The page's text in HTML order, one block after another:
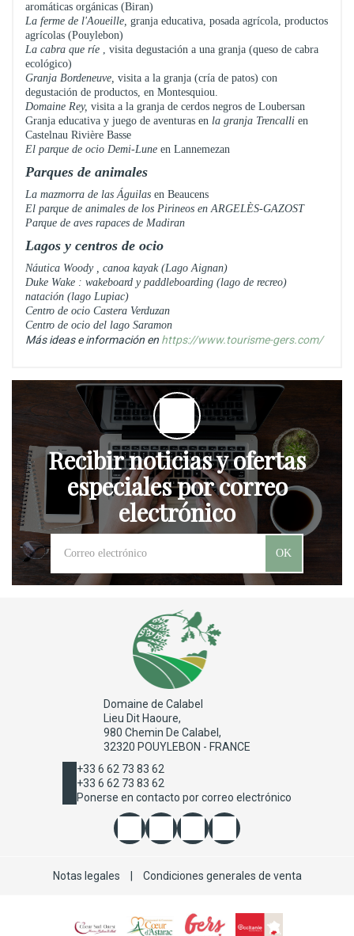
aromáticas orgánicas (Biran)
La ferme de l'Aoueille, granja educativa, posada agrícola, productos
agrícolas (Pouylebon)
La cabra que ríe , visita degustación a una granja (queso de cabra
ecológico)
Granja Bordeneuve, visita a la granja (cría de patos) con
degustación de productos, en Montesquiou.
Domaine Rey, visita a la granja de cerdos negros de Loubersan
Granja educativa y juego de aventuras en la granja Trencalli en
Castelnau Rivière Basse
El parque de ocio Demi-Lune en Lannemezan
Parques de animales
La mazmorra de las Águilas en Beaucens
El parque de animales de los Pirineos en ARGELÈS-GAZOST
Parque de aves rapaces de Madiran
Lagos y centros de ocio
Náutica Woody, canoa kayak (Lago Aignan)
Duke Wake : wakeboard y paddleboarding (lago de recreo)
natación (lago Lupiac)
Centro de ocio Castera Verduzan
Centro de ocio del lago Saramon
Más ideas e información en https://www.tourisme-gers.com/
Recibir noticias y ofertas
especiales por correo
electrónico
OK
Domaine de Calabel
Lieu Dit Haoure,
980 Chemin De Calabel,
32320 POUYLEBON - FRANCE
+33 6 62 73 83 62
+33 6 62 73 83 62
Ponerse en contacto por correo electrónico
Notas legales Condiciones generales de venta